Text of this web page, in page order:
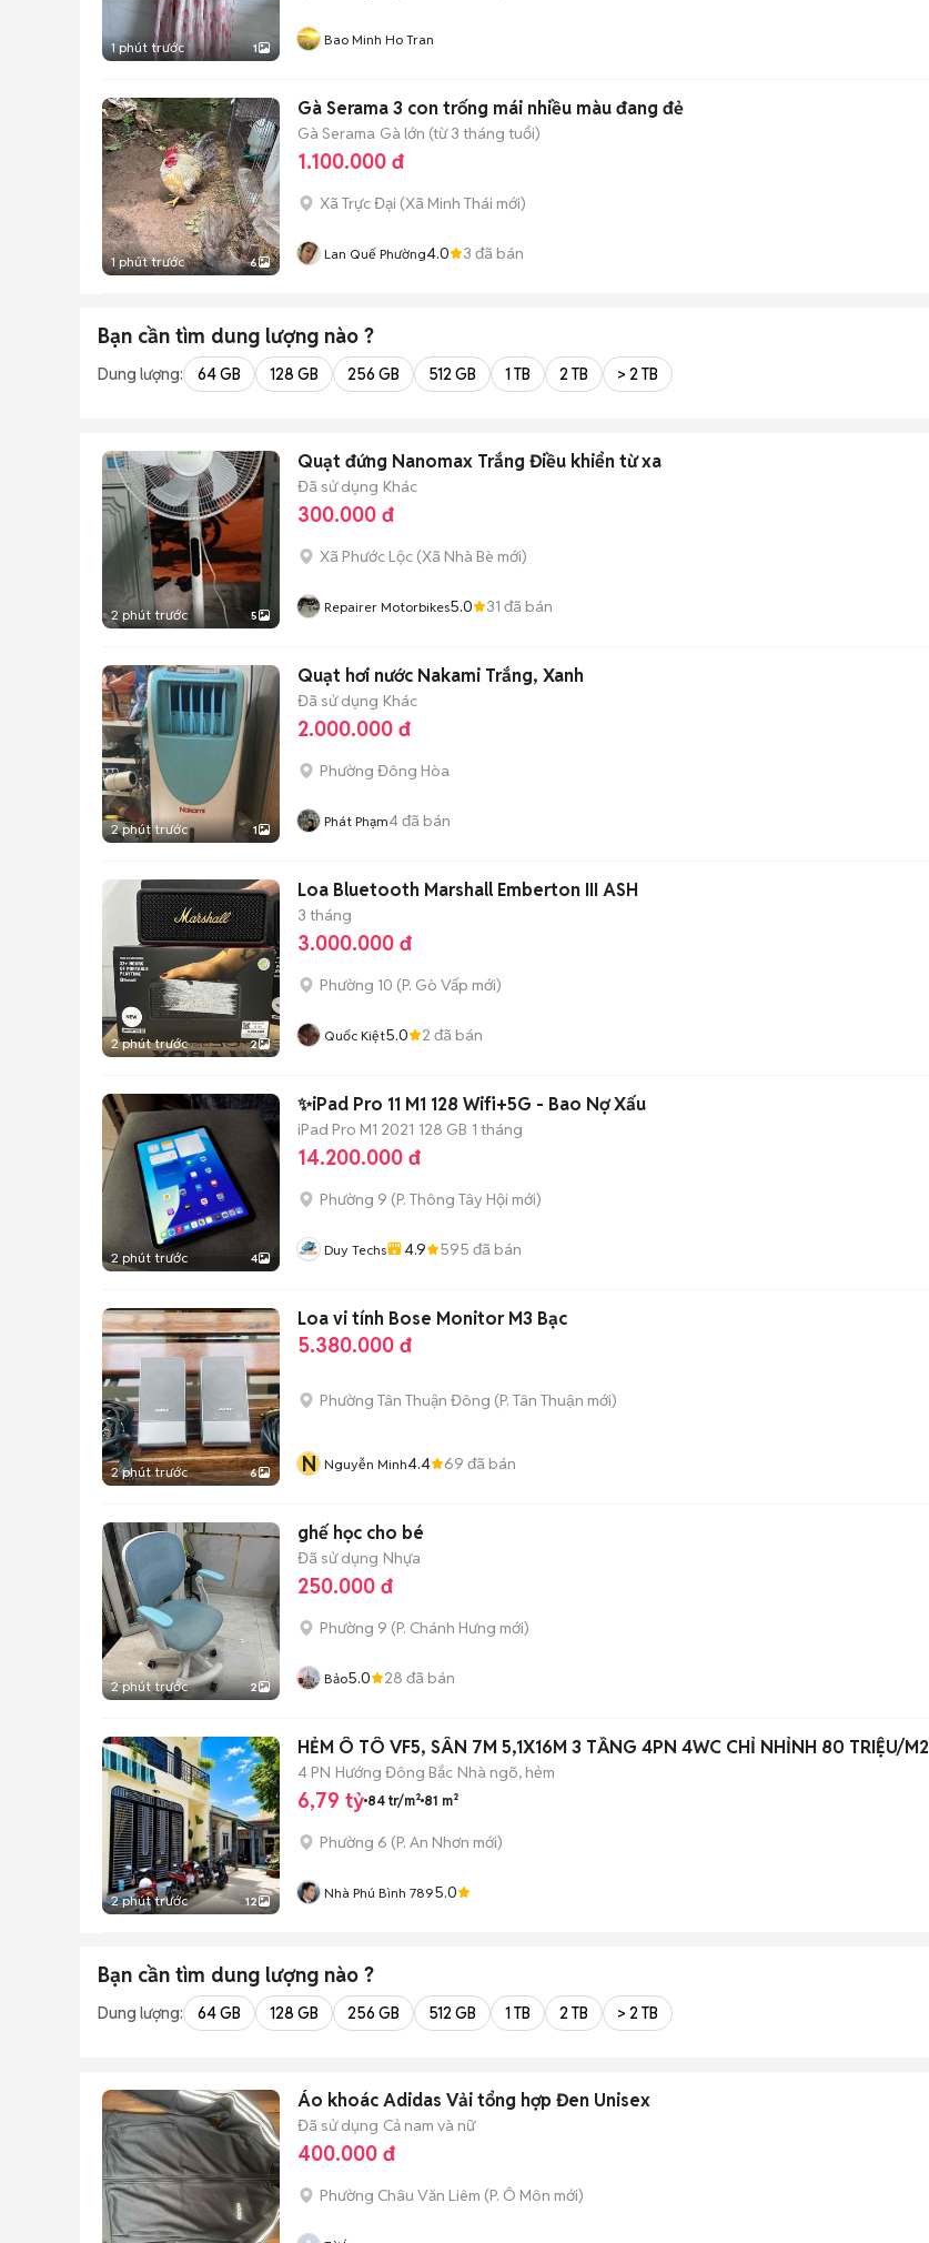
1 phút trước 1 Bao Minh Ho Tran
1 phút trước 6
Gà Serama 3 con trống mái nhiều màu đang đẻ
Gà Serama Gà lớn (từ 3 tháng tuổi)
1.100.000 đ
Xã Trực Đại (Xã Minh Thái mới)
Lan Quế Phường4.0 3 đã bán
Bạn cần tìm dung lượng nào ?
Dung lượng: 64 GB 128 GB 256 GB 512 GB 1 TB 2 TB > 2 TB
2 phút trước 5
Quạt đứng Nanomax Trắng Điều khiển từ xa
Đã sử dụng Khác
300.000 đ
Xã Phước Lộc (Xã Nhà Bè mới)
Repairer Motorbikes5.0 31 đã bán
2 phút trước 1
Quạt hơi nước Nakami Trắng, Xanh
Đã sử dụng Khác
2.000.000 đ
Phường Đông Hòa
Phát Phạm4đã bán
2 phút trước 2
Loa Bluetooth Marshall Emberton III ASH
3 tháng
3.000.000 đ
Phường 10 (P. Gò Vấp mới)
Quốc Kiệt5.0 2 đã bán
2 phút trước 4
✨iPad Pro 11 M1 128 Wifi+5G - Bao Nợ Xấu
iPad Pro M1 2021 128 GB 1 tháng
14.200.000 đ
Phường 9 (P. Thông Tây Hội mới)
Duy Techs 4.9 595 đã bán
2 phút trước 6
Loa vi tính Bose Monitor M3 Bạc
5.380.000 đ
Phường Tân Thuận Đông (P. Tân Thuận mới)
N Nguyễn Minh4.4 69 đã bán
2 phút trước 2
ghế học cho bé
Đã sử dụng Nhựa
250.000 đ
Phường 9 (P. Chánh Hưng mới)
Bảo5.0 28 đã bán
2 phút trước 12
HẺM Ô TÔ VF5, SÂN 7M 5,1X16M 3 TẦNG 4PN 4WC CHỈ NHỈNH 80 TRIỆU/M2
4 PN Hướng Đông Bắc Nhà ngõ, hẻm
6,79 tỷ 84 tr/m² 81 m²
Phường 6 (P. An Nhơn mới)
Nhà Phú Bình 7895.0
Bạn cần tìm dung lượng nào ?
Dung lượng: 64 GB 128 GB 256 GB 512 GB 1 TB 2 TB > 2 TB
Áo khoác Adidas Vải tổng hợp Đen Unisex
Đã sử dụng Cả nam và nữ
400.000 đ
Phường Châu Văn Liêm (P. Ô Môn mới)